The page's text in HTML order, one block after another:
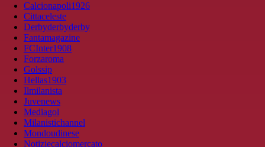
Calcionapoli1926
Cittaceleste
Derbyderbyderby
Fantamagazine
FCInter1908
Forzaroma
Golssip
Hellas1903
Ilmilanista
Juvenews
Mediagol
Milanistichannel
Mondoudinese
Notiziecalciomercato